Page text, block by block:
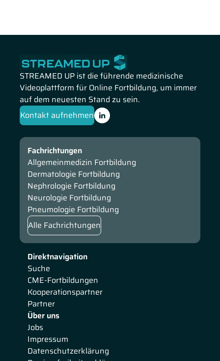
STREAMED UP ist die führende medizinische
Videoplattform für Online Fortbildung, um immer
auf dem neuesten Stand zu sein.
Kontakt aufnehmen
Direktnavigation
Suche
CME-Fortbildungen
Kooperationspartner
Partner
Über uns
Jobs
Impressum
Datenschutzerklärung
Fachrichtungen
Allgemeinmedizin Fortbildung
Dermatologie Fortbildung
Nephrologie Fortbildung
Neurologie Fortbildung
Pneumologie Fortbildung
Alle Fachrichtungen